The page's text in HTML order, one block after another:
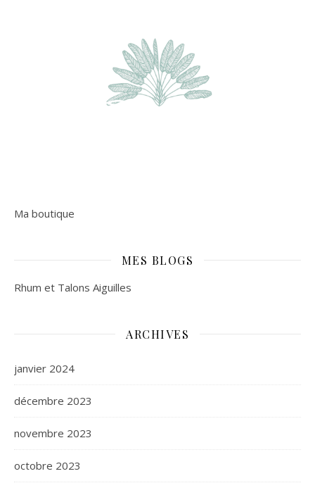
Ma boutique
MES BLOGS
Rhum et Talons Aiguilles
ARCHIVES
janvier 2024
décembre 2023
novembre 2023
octobre 2023